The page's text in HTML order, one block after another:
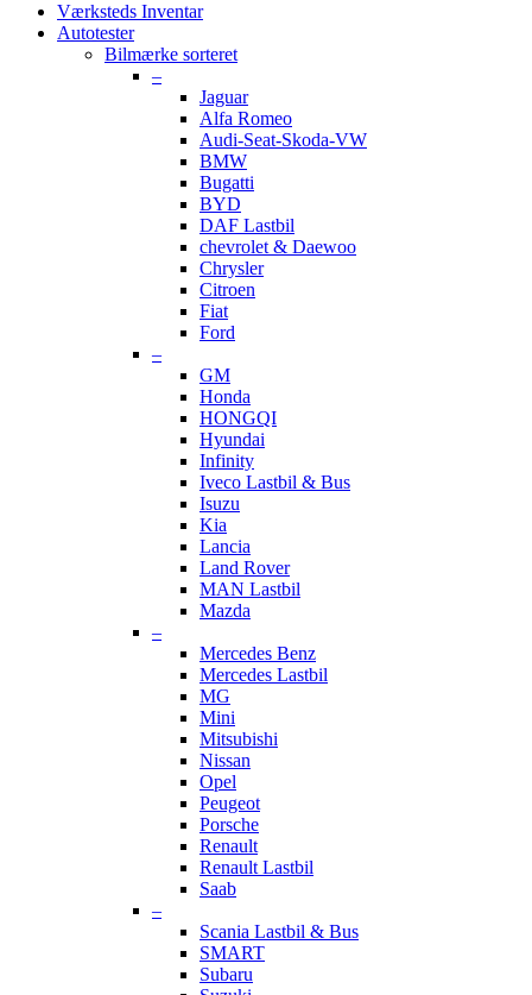
Værksteds Inventar
Autotester
Bilmærke sorteret
–
Jaguar
Alfa Romeo
Audi-Seat-Skoda-VW
BMW
Bugatti
BYD
DAF Lastbil
chevrolet & Daewoo
Chrysler
Citroen
Fiat
Ford
–
GM
Honda
HONGQI
Hyundai
Infinity
Iveco Lastbil & Bus
Isuzu
Kia
Lancia
Land Rover
MAN Lastbil
Mazda
–
Mercedes Benz
Mercedes Lastbil
MG
Mini
Mitsubishi
Nissan
Opel
Peugeot
Porsche
Renault
Renault Lastbil
Saab
–
Scania Lastbil & Bus
SMART
Subaru